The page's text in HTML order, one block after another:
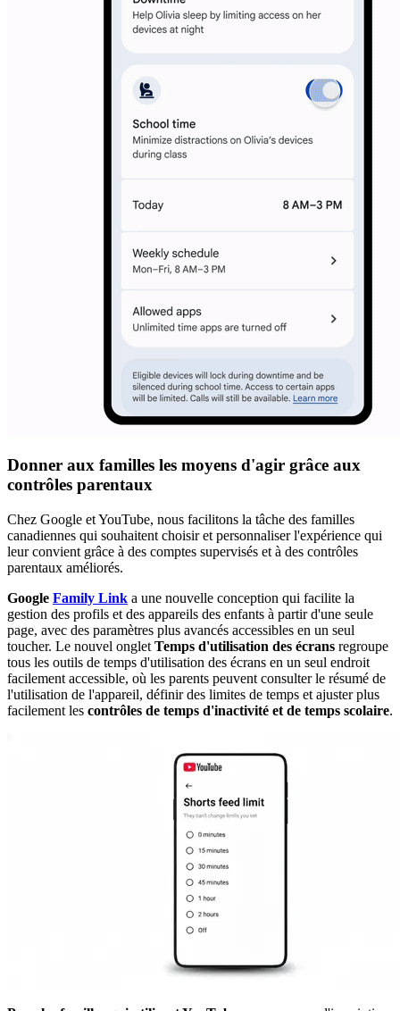
Donner aux familles les moyens d'agir grâce aux
contrôles parentaux
Chez Google et YouTube, nous facilitons la tâche des familles
canadiennes qui souhaitent choisir et personnaliser l'expérience qui
leur convient grâce à des comptes supervisés et à des contrôles
parentaux améliorés.
Google Family Link a une nouvelle conception qui facilite la
gestion des profils et des appareils des enfants à partir d'une seule
page, avec des paramètres plus avancés accessibles en un seul
toucher. Le nouvel onglet Temps d'utilisation des écrans regroupe
tous les outils de temps d'utilisation des écrans en un seul endroit
facilement accessible, où les parents peuvent consulter le résumé de
l'utilisation de l'appareil, définir des limites de temps et ajuster plus
facilement les contrôles de temps d'inactivité et de temps scolaire.